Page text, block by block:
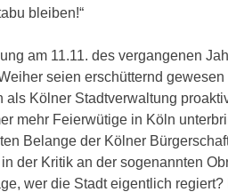
bleiben!“
am 11.11. des vergangenen
seien erschütternd
als Kölner Stadtverwaltung
mehr Feierwütige in Köln
Belange der Kölner
der Kritik an der sogenannten
wer die Stadt eigentlich